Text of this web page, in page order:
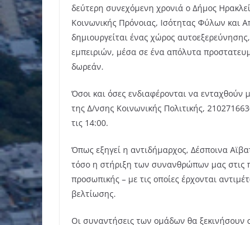
δεύτερη συνεχόμενη χρονιά ο Δήμος
Κοινωνικής Πρόνοιας, Ισότητας Φύλων και
δημιουργείται ένας χώρος
εμπειριών, μέσα σε ένα απόλυτα
δωρεάν.
Όσοι και όσες ενδιαφέρονται να
της Δ/νσης Κοινωνικής Πολιτικής,
τις 14:00.
Όπως εξηγεί η αντιδήμαρχος, Δέσποινα
τόσο η στήριξη των συνανθρώπων μας στις
προσωπικής – με τις οποίες έρχονται
βελτίωσης.
Οι συναντήσεις των ομάδων θα ξεκινήσουν